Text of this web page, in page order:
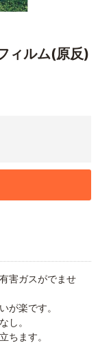
ィルム(原反)
害ガスがでませ
が楽です。
し。
ちます。